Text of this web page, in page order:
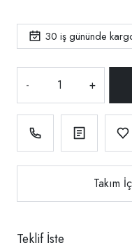
30 iş gününde
- +
Takım
Teklif İste